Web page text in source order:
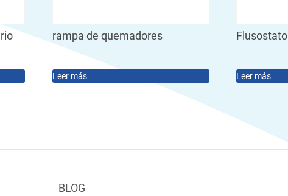
rampa de quemadores
Leer más
Flusostato
Leer más
BLOG